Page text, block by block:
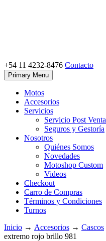
Motoshop Ezeiza
Motos y Accesorios
+54 11 4232-8476 Contacto
Primary Menu
Motos
Accesorios
Servicios
Servicio Post Venta
Seguros y Gestoría
Nosotros
Quiénes Somos
Novedades
Motoshop Custom
Videos
Checkout
Carro de Compras
Términos y Condiciones
Turnos
Inicio → Accesorios → Cascos
extremo rojo brillo 981